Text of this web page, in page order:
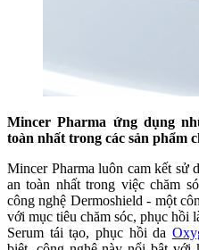
Mincer Pharma ứng dụng
toàn nhất trong các sản phẩm
Mincer Pharma luôn cam kết sử
an toàn nhất trong việc chăm
công nghệ Dermoshield - một
với mục tiêu chăm sóc, phục hồi
Serum tái tạo, phục hồi da